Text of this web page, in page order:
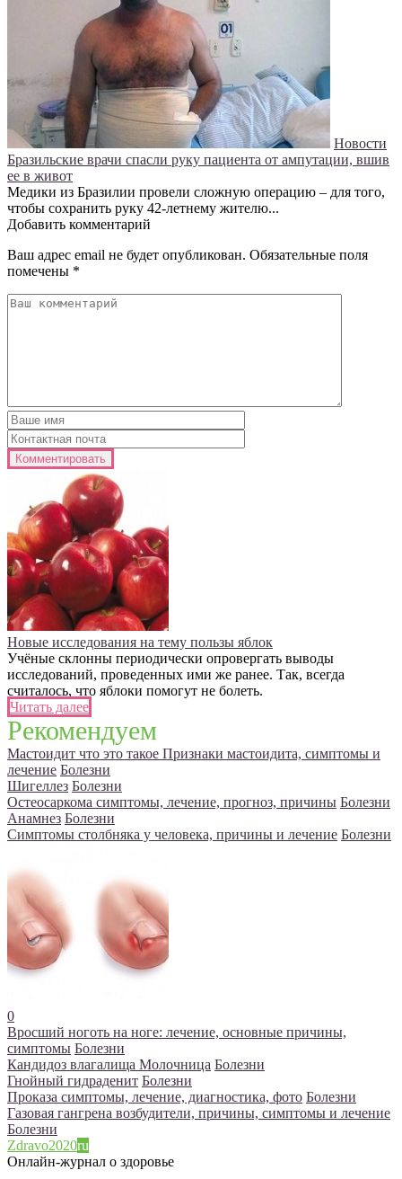
Новости
Бразильские врачи спасли руку пациента от ампутации, вшив
ее в живот
Медики из Бразилии провели сложную операцию – для того,
чтобы сохранить руку 42-летнему жителю...
Добавить комментарий
Ваш адрес email не будет опубликован. Обязательные поля
помечены *
Новые исследования на тему пользы яблок
Учёные склонны периодически опровергать выводы
исследований, проведенных ими же ранее. Так, всегда
считалось, что яблоки помогут не болеть.
Читать далее
Рекомендуем
Мастоидит что это такое Признаки мастоидита, симптомы и
лечение Болезни
Шигеллез Болезни
Остеосаркома симптомы, лечение, прогноз, причины Болезни
Анамнез Болезни
Симптомы столбняка у человека, причины и лечение Болезни
0
Вросший ноготь на ноге: лечение, основные причины,
симптомы Болезни
Кандидоз влагалища Молочница Болезни
Гнойный гидраденит Болезни
Проказа симптомы, лечение, диагностика, фото Болезни
Газовая гангрена возбудители, причины, симптомы и лечение
Болезни
Zdravo2020ru
Онлайн-журнал о здоровье